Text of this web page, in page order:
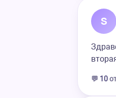
S
💬 10